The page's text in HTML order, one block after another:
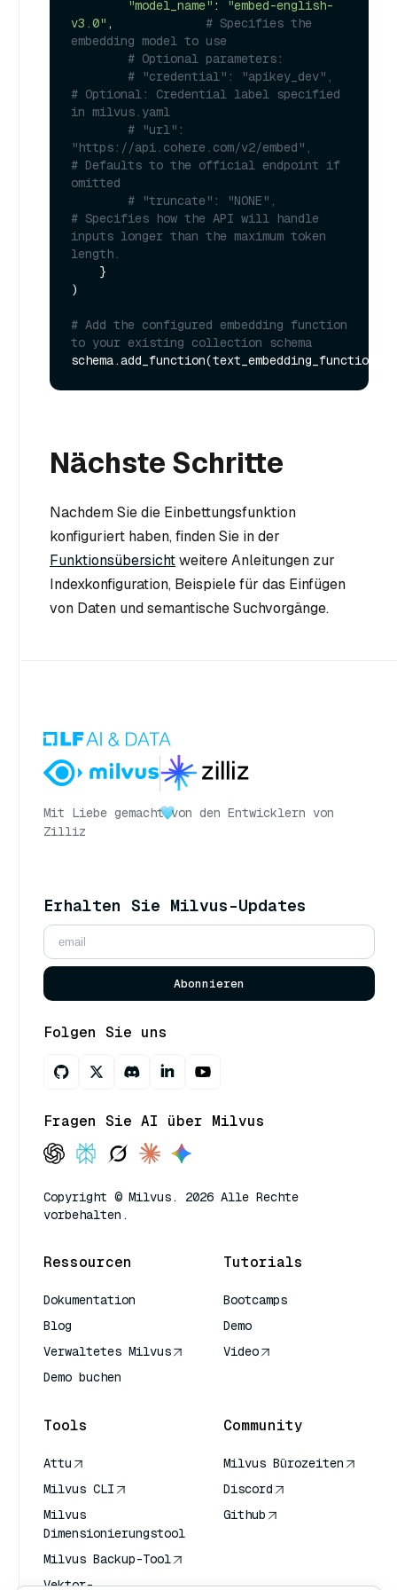
"model_name" :
"embed-english-
v3.0" , # Specifies the
embedding model to use
# Optional parameters:
# "credential": "apikey_dev",
# Optional: Credential label specified
in milvus.yaml
# "url":
"https://api.cohere.com/v2/embed",
# Defaults to the official endpoint if
omitted
# "truncate": "NONE",
# Specifies how the API will handle
inputs longer than the maximum token
length.
)
# Add the configured embedding function
to your existing collection schema
Nächste Schritte
Nachdem Sie die Einbettungsfunktion
konfiguriert haben, finden Sie in der
Funktionsübersichtweitere Anleitungen zur
Indexkonfiguration, Beispiele für das Einfügen
von Daten und semantische Suchvorgänge.
Mit Liebe gemacht von den Entwicklern von
Zilliz
Erhalten Sie Milvus-Updates
Abonnieren
Folgen Sie uns
Fragen Sie AI über Milvus
Copyright © Milvus. 2026 Alle Rechte
vorbehalten.
Ressourcen
Dokumentation
Blog
Verwaltetes Milvus
Demo buchen
Tutorials
Bootcamps
Demo
Video
Tools
Attu
Milvus CLI
Milvus
Dimensionierungstool
Milvus Backup-Tool
Vektor-
Community
Milvus Bürozeiten
Discord
Github